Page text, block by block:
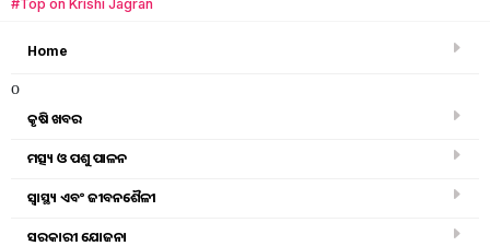
#Top on Krishi Jagran
Home
o
କୃଷି ଖବର
ମତ୍ସ୍ୟ ଓ ପଶୁ ପାଳନ
ସ୍ୱାସ୍ଥ୍ୟ ଏବଂ ଜୀବନଶୈଳୀ
ସରକାରୀ ଯୋଜନା
କୃଷି ବିଶ୍ବକୋଷ